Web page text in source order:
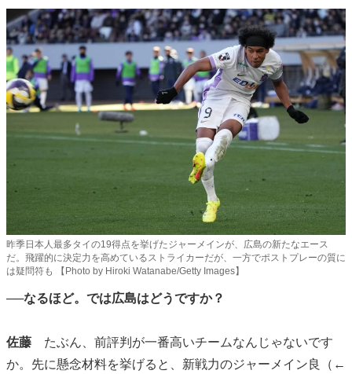
昨季日本人最多タイの19得点を挙げたジャーメインが、広島の新たなエース
だ。飛躍的に決定力を高めているストライカーだが、一方でポストプレーの質に
は疑問符も 【Photo by Hiroki Watanabe/Getty Images】
──なるほど。では広島はどうですか？
佐藤 たぶん、前評判が一番高いチームなんじゃないです
か。先に懸念材料を挙げると、新戦力のジャーメイン良（←